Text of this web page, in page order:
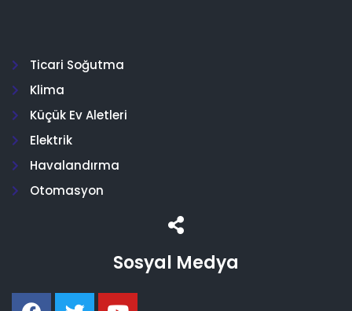
Ticari Soğutma
Klima
Küçük Ev Aletleri
Elektrik
Havalandırma
Otomasyon
Sosyal Medya